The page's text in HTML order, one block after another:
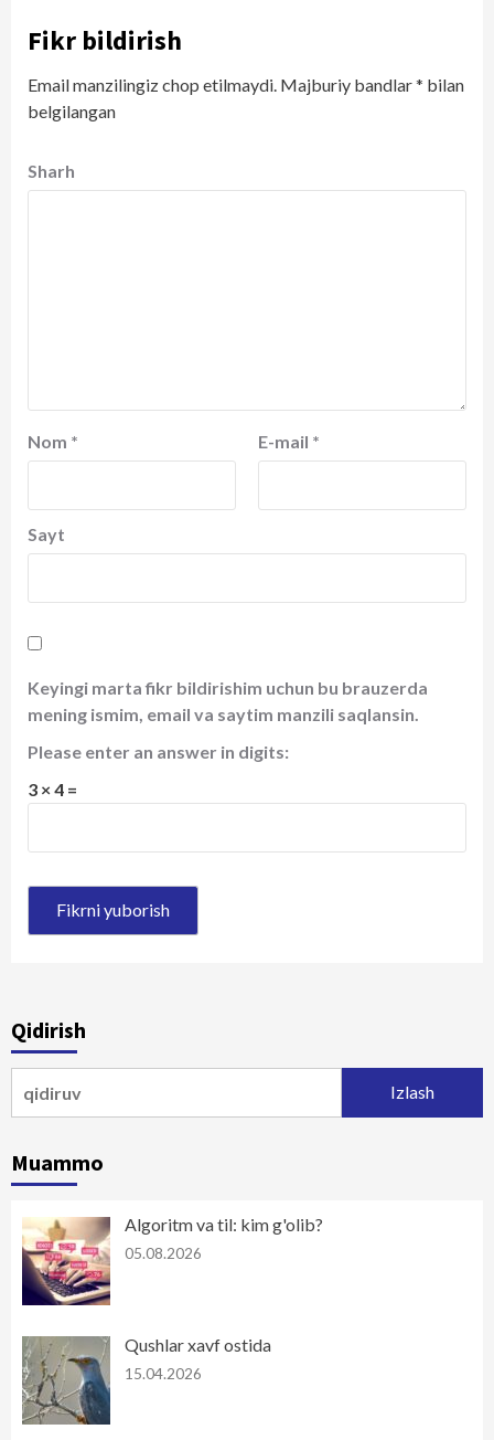
Fikr bildirish
Email manzilingiz chop etilmaydi. Majburiy bandlar* bilan
belgilangan
Sharh
Nom * E-mail *
Sayt
Keyingi marta fikr bildirishim uchun bu brauzerda
mening ismim, email va saytim manzili saqlansin.
Please enter an answer in digits:
3 × 4 =
Qidirish
Muammo
Algoritm va til: kim g'olib?
05.08.2026
Qushlar xavf ostida
15.04.2026